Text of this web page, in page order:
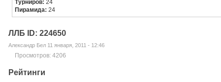
Турниров:24
Пирамида:24
ЛЛБ ID: 224650
Александр Бел 11 января, 2011 - 12:46
Просмотров: 4206
Рейтинги